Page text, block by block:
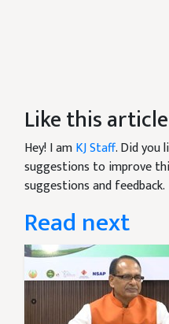
Like this
Hey! I amKJ Staff. Did you
suggestions to improve
suggestions and feedback.
Read next